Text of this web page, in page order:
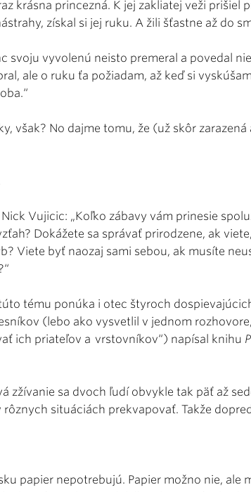
krásna princezná. K jej zakliatej veži prišiel
získal si jej ruku. A žili šťastne až do
svoju vyvolenú neisto premeral a povedal
ale o ruku ťa požiadam, až keď si
však? No dajme tomu, že (už skôr
Vujicic: „Koľko zábavy vám prinesie
Dokážete sa správať prirodzene, ak
Viete byť naozaj sami sebou, ak musíte
tému ponúka i otec štyroch
(lebo ako vysvetlil v jednom
ich priateľov a vrstovníkov“) napísal knihu
zžívanie sa dvoch ľudí obvykle tak päť až
situáciách prekvapovať. Takže
papier nepotrebujú. Papier možno nie, ale